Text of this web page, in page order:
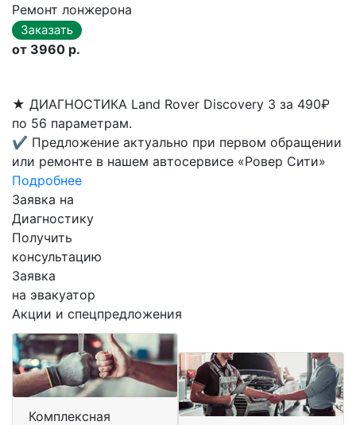
Ремонт лонжерона
от 3960 р.
★ ДИАГНОСТИКА Land Rover Discovery 3 за 490₽
по 56 параметрам.
✔ Предложение актуально при первом обращении
или ремонте в нашем автосервисе «Ровер Сити»
Подробнее
Заявка на
Диагностику
Получить
консультацию
Заявка
на эвакуатор
Акции и спецпредложения
Комплексная